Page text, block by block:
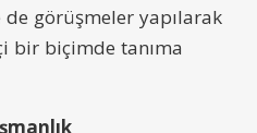
görüşmeler yapılarak
bir biçimde tanıma